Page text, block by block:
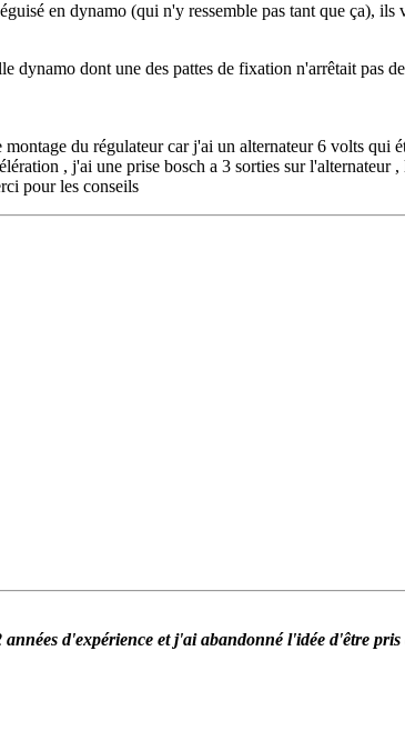
en dynamo (qui n'y ressemble pas tant que ça),
dont une des pattes de fixation n'arrêtait pas
du régulateur car j'ai un alternateur 6 volts qui
, j'ai une prise bosch a 3 sorties sur
pour les conseils
d'expérience et j'ai abandonné l'idée d'être